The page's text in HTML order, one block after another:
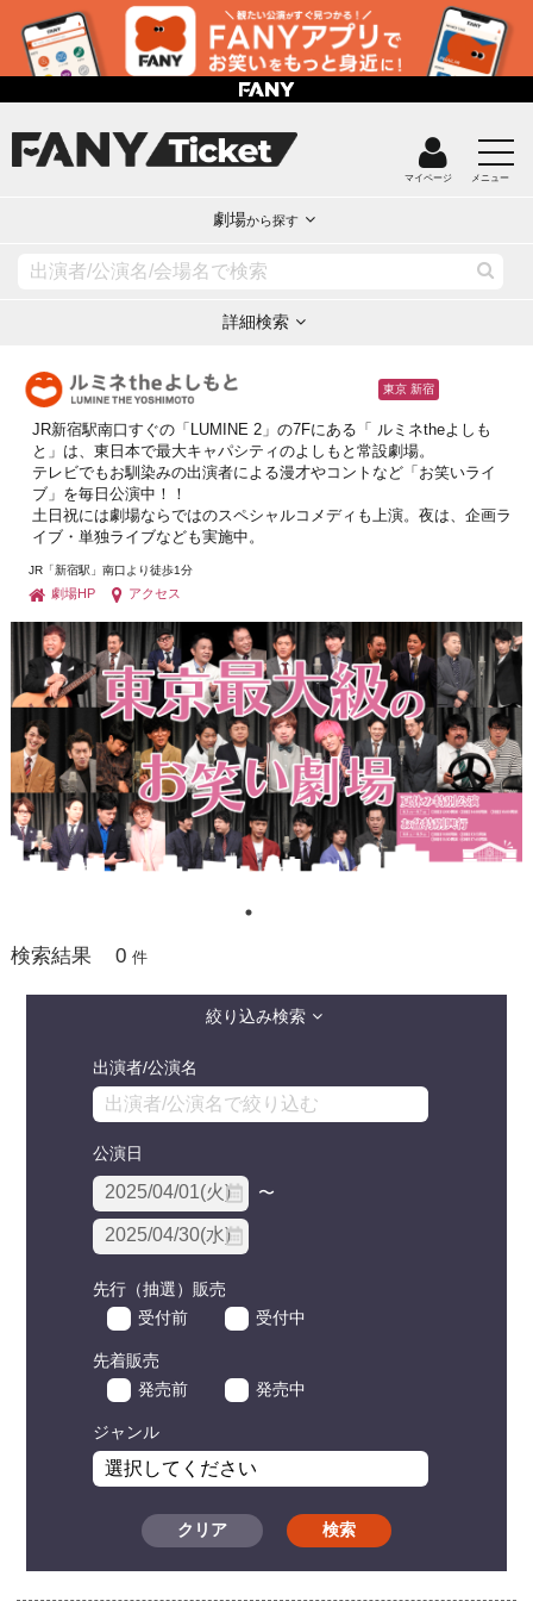
マイページ メニュー
劇場から探す
詳細検索
東京 新宿
JR新宿駅南口すぐの「LUMINE 2」の7Fにある「 ルミネtheよしも
と」は、東日本で最大キャパシティのよしもと常設劇場。
テレビでもお馴染みの出演者による漫才やコントなど「お笑いライ
ブ」を毎日公演中！！
土日祝には劇場ならではのスペシャルコメディも上演。夜は、企画ラ
イブ・単独ライブなども実施中。
JR「新宿駅」南口より徒歩1分
劇場HP アクセス
検索結果 0 件
絞り込み検索
出演者/公演名
公演日
〜
先行（抽選）販売
受付前
受付中
先着販売
発売前
発売中
ジャンル
クリア 検索